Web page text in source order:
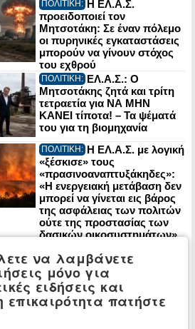
ΠΟΛΙΤΙΚΗ: Η ΕΛ.Α.Σ.
προειδοποιεί τον
Μητσοτάκη: Σε έναν πόλεμο
οι πυρηνικές εγκαταστάσεις
μπορούν να γίνουν στόχος
του εχθρού
ΠΟΛΙΤΙΚΗ: ΕΛ.Α.Σ.: Ο
Μητσοτάκης ζητά και τρίτη
τετραετία για ΝΑ ΜΗΝ
ΚΑΝΕΙ τίποτα! – Τα ψέματά
του για τη βιομηχανία
ΠΟΛΙΤΙΚΗ: Η ΕΛ.Α.Σ. με λογική
«ξέσκισε» τους
«πρασινοαναπτυξάκηδες»:
«Η ενεργειακή μετάβαση δεν
μπορεί να γίνεται εις βάρος
της ασφάλειας των πολιτών
ούτε της προστασίας των
δασικών οικοσυστημάτων»
στον Τραμπ: «Αν μας
χτυπήσετε, τινάζουμε στον
αέρα την ενέργεια του
Κόλπου»
να λαμβάνετε
μόνο για
ειδήσεις και
επικαιρότητα πατήστε